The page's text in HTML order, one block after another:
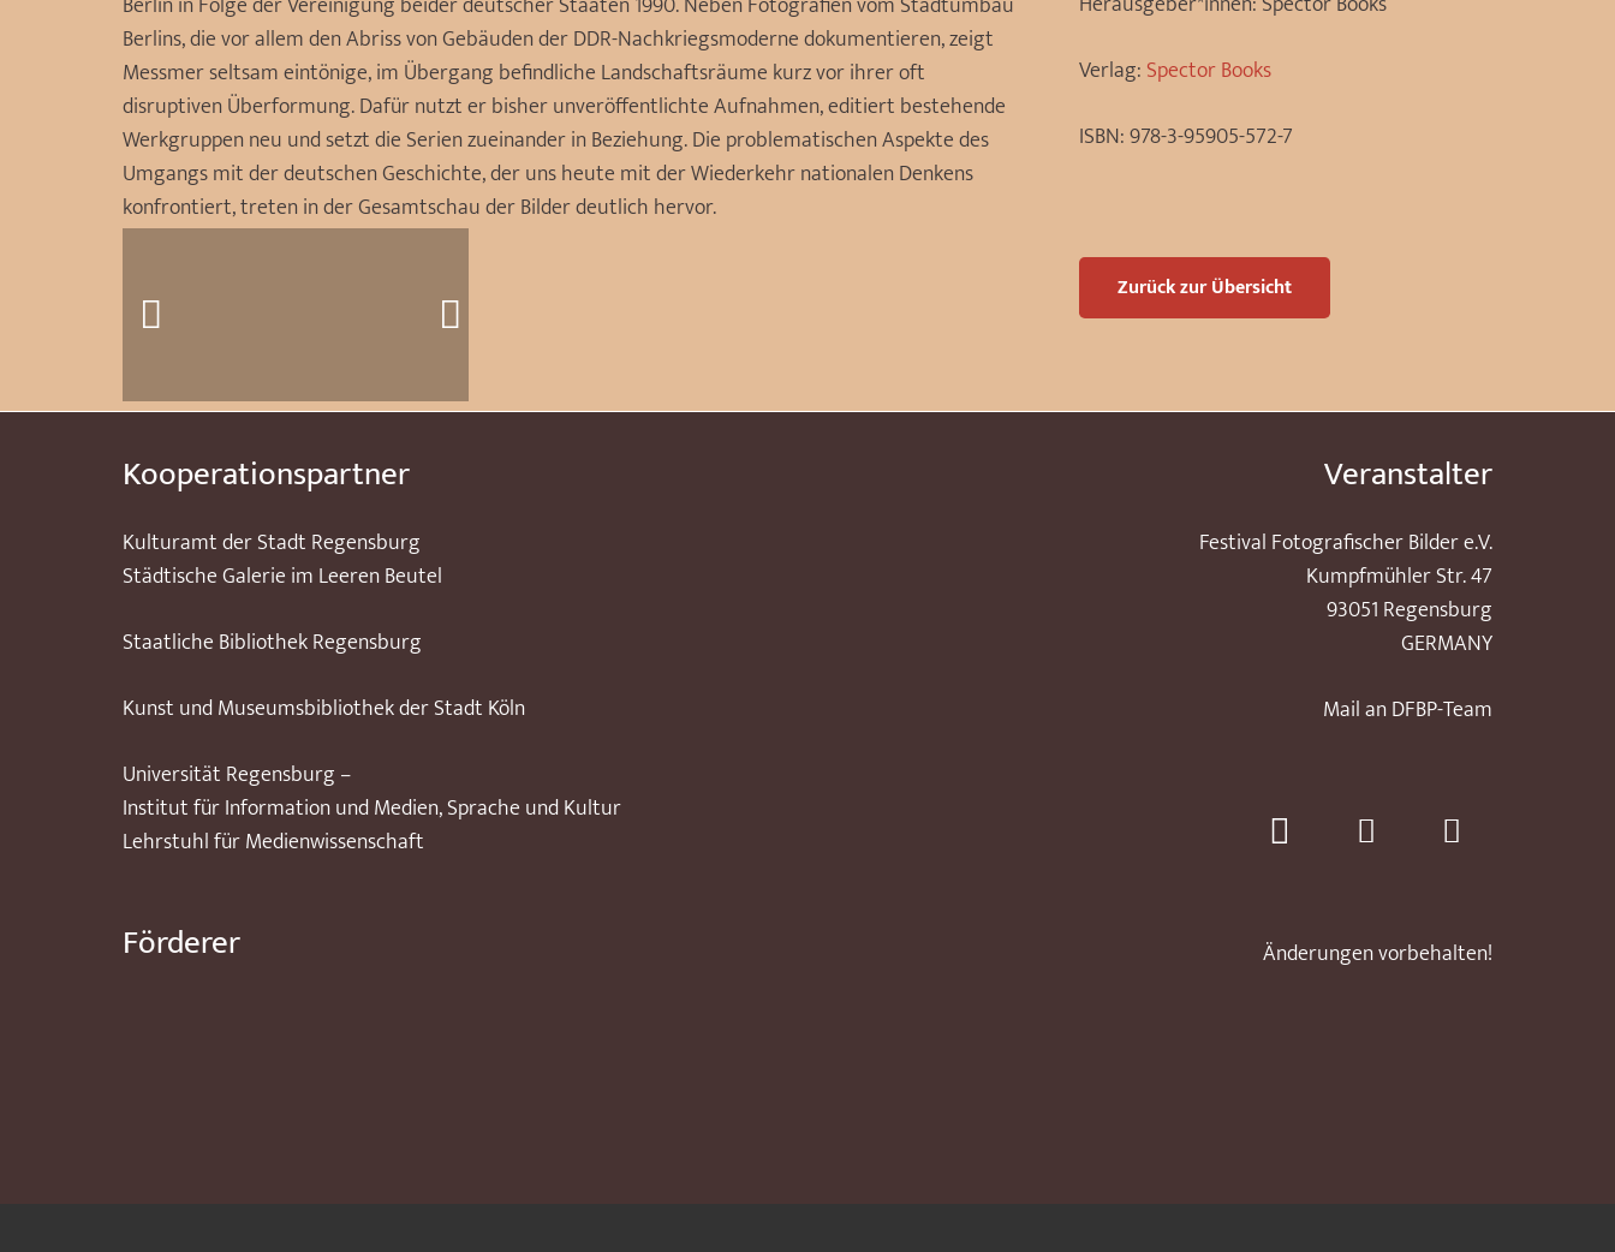
Berlins, die vor allem den Abriss von Gebäuden der DDR-Nachkriegsmoderne dokumentieren, zeigt
Messmer seltsam eintönige, im Übergang befindliche Landschaftsräume kurz vor ihrer oft
disruptiven Überformung. Dafür nutzt er bisher unveröffentlichte Aufnahmen, editiert bestehende
Werkgruppen neu und setzt die Serien zueinander in Beziehung. Die problematischen Aspekte des
Umgangs mit der deutschen Geschichte, der uns heute mit der Wiederkehr nationalen Denkens
konfrontiert, treten in der Gesamtschau der Bilder deutlich hervor.
Verlag: Spector Books
ISBN:978-3-95905-572-7
Zurück zur Übersicht
Kooperationspartner
Kulturamt der Stadt Regensburg
Städtische Galerie im Leeren Beutel
Staatliche Bibliothek Regensburg
Kunst und Museumsbibliothek der Stadt Köln
Universität Regensburg –
Institut für Information und Medien, Sprache und Kultur
Lehrstuhl für Medienwissenschaft
Förderer
Veranstalter
Festival Fotografischer Bilder e.V.
Kumpfmühler Str. 47
93051 Regensburg
GERMANY
Mail an DFBP-Team
Änderungen vorbehalten!